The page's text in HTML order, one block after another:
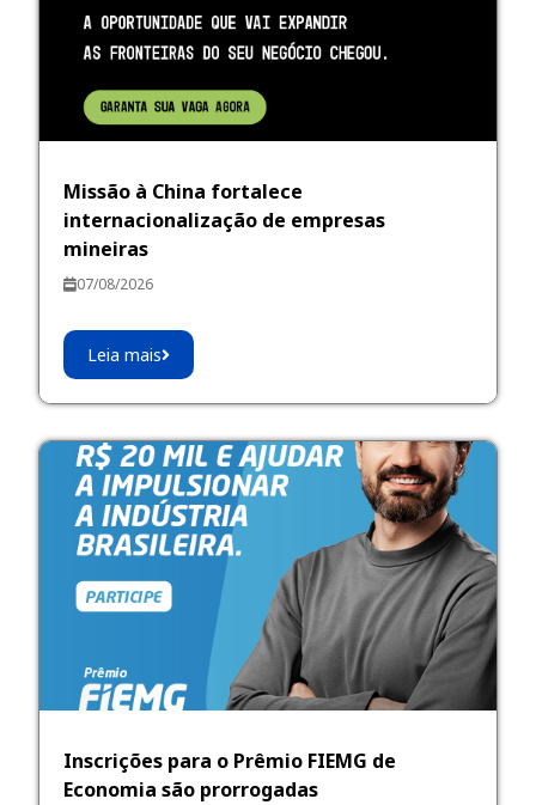
Missão à China fortalece
internacionalização de empresas
mineiras
07/08/2026
Leia mais
Inscrições para o Prêmio FIEMG de
Economia são prorrogadas